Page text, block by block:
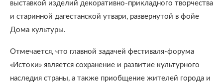
выставкой изделий декоративно-прикладного творчества
и старинной дагестанской утвари, развернутой в фойе
Дома культуры.
Отмечается, что главной задачей фестиваля-форума
«Истоки» является сохранение и развитие культурного
наследия страны, а также приобщение жителей города и